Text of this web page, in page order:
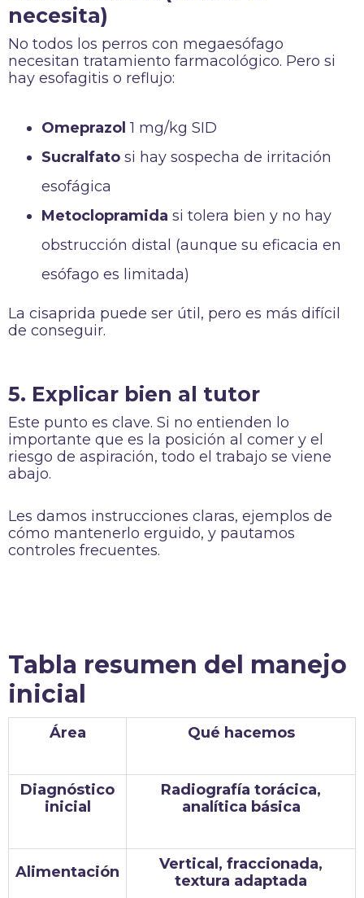
necesita)
No todos los perros con megaesófago
necesitan tratamiento farmacológico. Pero si
hay esofagitis o reflujo:
Omeprazol 1 mg/kg SID
Sucralfato si hay sospecha de irritación
esofágica
Metoclopramida si tolera bien y no hay
obstrucción distal (aunque su eficacia en
esófago es limitada)
La cisaprida puede ser útil, pero es más difícil
de conseguir.
5. Explicar bien al tutor
Este punto es clave. Si no entienden lo
importante que es la posición al comer y el
riesgo de aspiración, todo el trabajo se viene
abajo.
Les damos instrucciones claras, ejemplos de
cómo mantenerlo erguido, y pautamos
controles frecuentes.
Tabla resumen del manejo
inicial
Área Qué hacemos
Diagnóstico
inicial
Radiografía torácica,
analítica básica
Alimentación
Vertical, fraccionada,
textura adaptada